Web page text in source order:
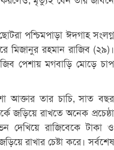
পশ্চিমপাড়া ঈদগাহ সংলগ্ন
মিজানুর রহমান রাজিব (২৯) ।
পেশায় মগবাড়ি মোড়ে চাপ
আক্তার তার চাচি,সাত বছর
জড়িয়ে রাখতে অনেক প্রচেষ্ঠা
দেখিয়ে রাজিবেকে টাকা ও
রাখার চেষ্টা করে। সর্বশেষ